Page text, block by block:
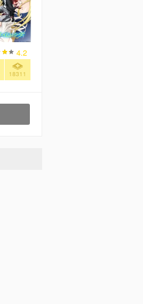
4.2
18311